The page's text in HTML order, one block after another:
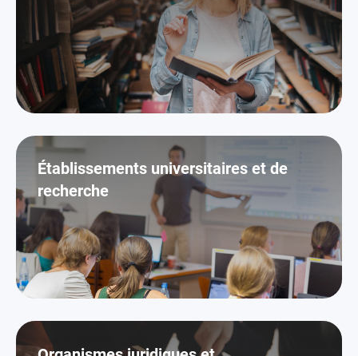
Établissements universitaires et de
recherche